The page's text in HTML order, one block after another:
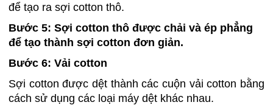
để tạo ra sợi cotton thô.
Bước 5: Sợi cotton thô được chải và ép phẳng
để tạo thành sợi cotton đơn giản.
Bước 6: Vải cotton
Sợi cotton được dệt thành các cuộn vải cotton bằng
cách sử dụng các loại máy dệt khác nhau.